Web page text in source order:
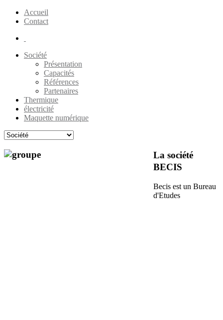
Accueil
Contact
Société
Présentation
Capacités
Références
Partenaires
Thermique
électricité
Maquette numérique
La société
BECIS
Becis est un Bureau
d'Etudes